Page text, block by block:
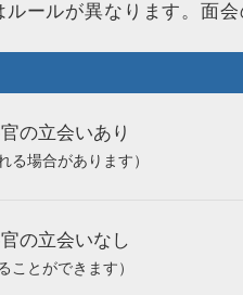
ールが異なります。面会
の立会いあり
る場合があります）
の立会いなし
ことができます）